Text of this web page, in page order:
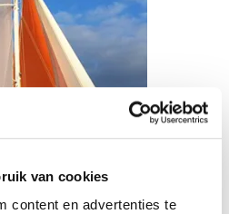
van cookies
content en advertenties te